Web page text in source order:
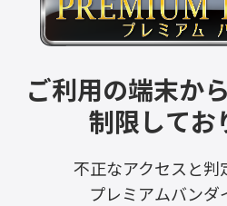
ご利用の端末か
制限してお
不正なアクセスと判
プレミアムバンダ